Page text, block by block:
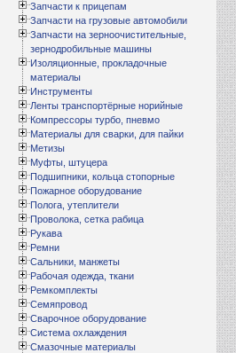
Запчасти к прицепам
Запчасти на грузовые автомобили
Запчасти на зерноочистительные,
зернодробильные машины
Изоляционные, прокладочные
материалы
Инструменты
Ленты транспортёрные норийные
Компрессоры турбо, пневмо
Материалы для сварки, для пайки
Метизы
Муфты, штуцера
Подшипники, кольца стопорные
Пожарное оборудование
Полога, утеплители
Проволока, сетка рабица
Рукава
Ремни
Сальники, манжеты
Рабочая одежда, ткани
Ремкомплекты
Семяпровод
Сварочное оборудование
Система охлаждения
Смазочные материалы